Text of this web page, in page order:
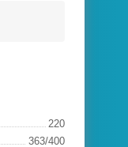
220
363/400